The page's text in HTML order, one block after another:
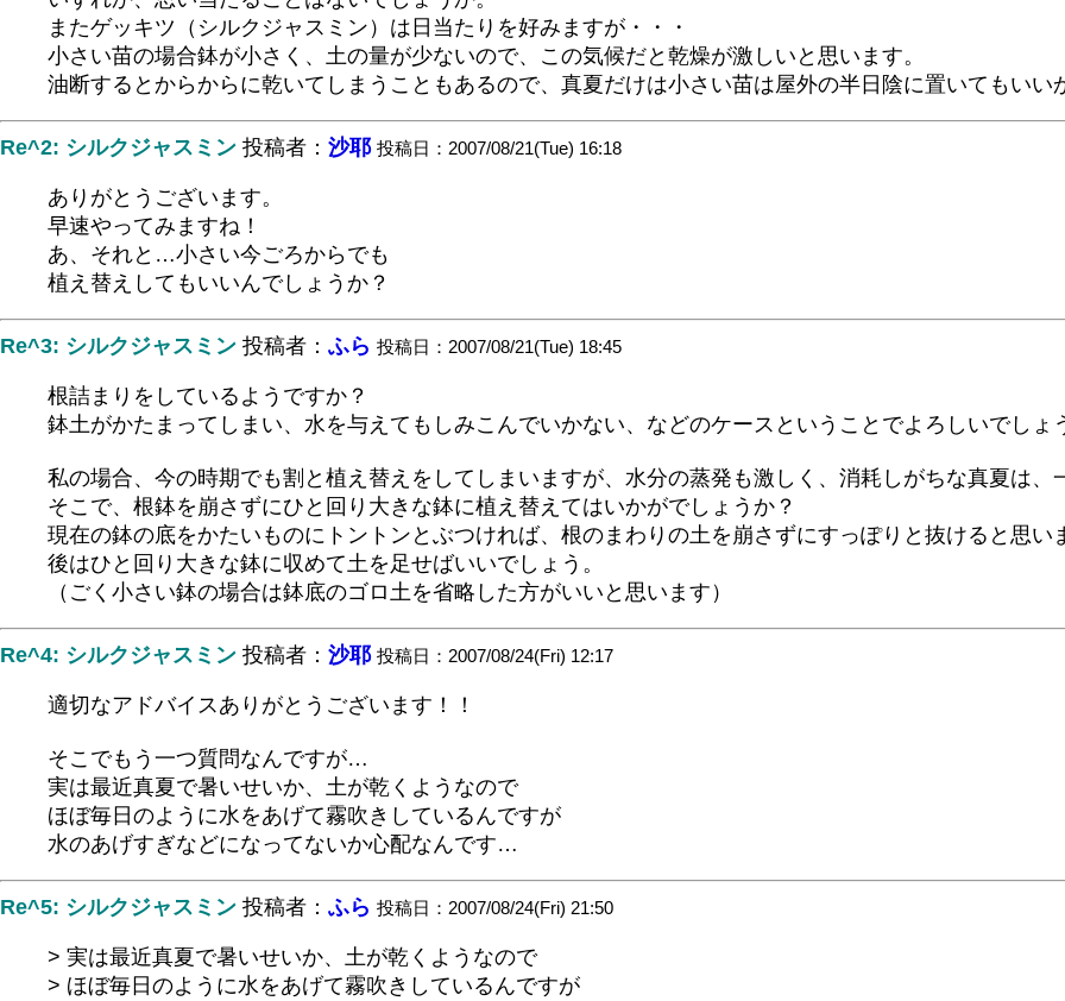
またゲッキツ（シルクジャスミン）は日当たりを好みますが・・・
小さい苗の場合鉢が小さく、土の量が少ないので、この気候だと乾燥が激しいと思います。
油断するとからからに乾いてしまうこともあるので、真夏だけは小さい苗は屋外の半日陰に置いてもいい
Re^2: シルクジャスミン 投稿者： 沙耶 投稿日：2007/08/21(Tue) 16:18
ありがとうございます。
早速やってみますね！
あ、それと…小さい今ごろからでも
植え替えしてもいいんでしょうか？
Re^3: シルクジャスミン 投稿者： ふら 投稿日：2007/08/21(Tue) 18:45
根詰まりをしているようですか？
鉢土がかたまってしまい、水を与えてもしみこんでいかない、などのケースということでよろしいでしょ
私の場合、今の時期でも割と植え替えをしてしまいますが、水分の蒸発も激しく、消耗しがちな真夏は、
そこで、根鉢を崩さずにひと回り大きな鉢に植え替えてはいかがでしょうか？
現在の鉢の底をかたいものにトントンとぶつければ、根のまわりの土を崩さずにすっぽりと抜けると思い
後はひと回り大きな鉢に収めて土を足せばいいでしょう。
（ごく小さい鉢の場合は鉢底のゴロ土を省略した方がいいと思います）
Re^4: シルクジャスミン 投稿者： 沙耶 投稿日：2007/08/24(Fri) 12:17
適切なアドバイスありがとうございます！！
そこでもう一つ質問なんですが…
実は最近真夏で暑いせいか、土が乾くようなので
ほぼ毎日のように水をあげて霧吹きしているんですが
水のあげすぎなどになってないか心配なんです…
Re^5: シルクジャスミン 投稿者： ふら 投稿日：2007/08/24(Fri) 21:50
> 実は最近真夏で暑いせいか、土が乾くようなので
> ほぼ毎日のように水をあげて霧吹きしているんですが